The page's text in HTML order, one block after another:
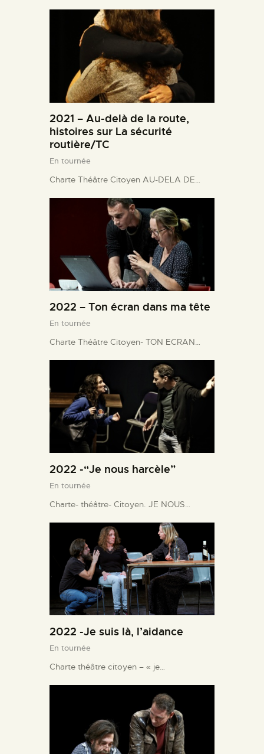
2021 – Au-delà de la route,
histoires sur La sécurité
routière/TC
En tournée
Charte Théâtre Citoyen AU-DELA DE…
2022 – Ton écran dans ma tête
En tournée
Charte Théâtre Citoyen- TON ECRAN…
2022 -“Je nous harcèle”
En tournée
Charte- théâtre- Citoyen. JE NOUS…
2022 -Je suis là, l’aidance
En tournée
Charte théâtre citoyen – « je…